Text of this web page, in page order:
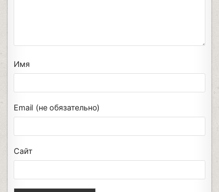
Имя
Email (не обязательно)
Сайт